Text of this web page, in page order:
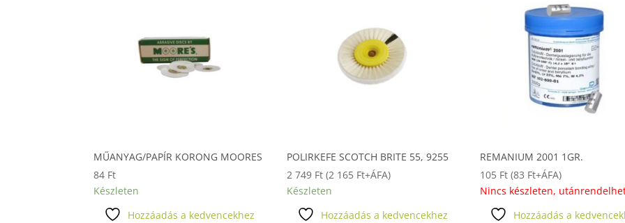
MŰANYAG/PAPÍR KORONG MOORES
84 Ft
Készleten
Hozzáadás a kedvencekhez
POLIRKEFE SCOTCH BRITE 55, 9255
2 749 Ft (2 165 Ft+ÁFA)
Készleten
Hozzáadás a kedvencekhez
REMANIUM 2001 1GR.
105 Ft (83 Ft+ÁFA)
Nincs készleten,
Hozzáadás a